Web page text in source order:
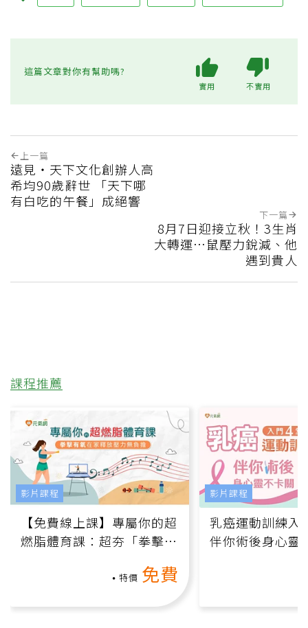
這篇文章對你有幫助嗎?
實用 不實用
上一篇
遠見‧天下文化創辦人高
希均90歲辭世 「天下哪
有白吃的午餐」成絕響
下一篇
8月7日迎接立秋！3生肖
大轉運…鼠壓力銳減、他
遇到貴人
課程推薦
【免費線上課】專屬你的超
燃脂體育課：超夯「拳擊有
特價 免費
影片課程
乳癌運動訓練入
伴你術後身心靈
影片課程